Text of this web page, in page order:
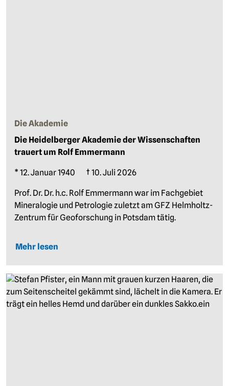
Die Akademie
Die Heidelberger Akademie der Wissenschaften
trauert um Rolf Emmermann
* 12. Januar 1940 † 10. Juli 2026
Prof. Dr. Dr. h.c. Rolf Emmermann war im Fachgebiet
Mineralogie und Petrologie zuletzt am GFZ Helmholtz-
Zentrum für Geoforschung in Potsdam tätig.
Mehr lesen